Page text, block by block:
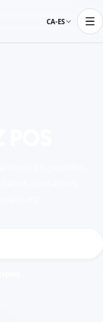
CA-ES